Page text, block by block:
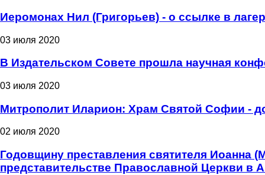
Иеромонах Нил (Григорьев) - о ссылке в
03 июля 2020
В Издательском Совете прошла научная
03 июля 2020
Митрополит Иларион: Храм Святой Софии -
02 июля 2020
Годовщину преставления святителя Иоанна
представительстве Православной Церкви в